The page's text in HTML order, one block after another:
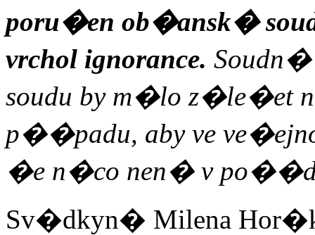
poru�en ob�ansk�
vrchol ignorance.
soudu by m�lo z�le�et
p��padu, aby ve
�e n�co nen� v
Sv�dkyn� Milena